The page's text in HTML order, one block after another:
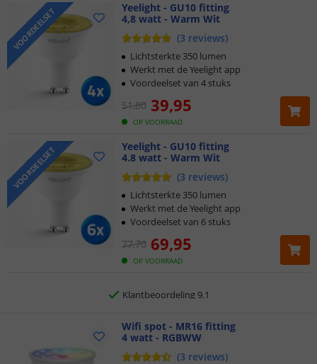
VOORDEELSET
Yeelight - GU10 fitting
4,8 watt - Warm Wit
(3 reviews)
OP VOORRAAD
51,80 39,95
Lichtsterkte 350 lumen
Werkt met de Yeelight app
Voordeelset van 4 stuks
VOORDEELSET
Yeelight - GU10 fitting
4.8 watt - Warm Wit
(3 reviews)
OP VOORRAAD
77,70 69,95
Lichtsterkte 350 lumen
Werkt met de Yeelight app
Voordeelset van 6 stuks
Klantbeoordeling 9.1
Voor 23:45 uur besteld, morgen in huis
2 jaar garantie
Gratis verzending vanaf € 20,-
Klantbeoordeling 9.1
Voor 23:45 uur besteld,morgen in huis
Wifi spot - MR16 fitting
4 watt - RGBWW
(3 reviews)